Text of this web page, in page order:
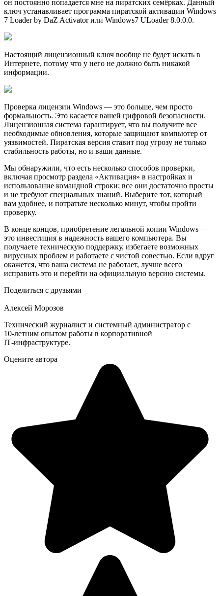
он постоянно попадается мне на пиратских семёрках. Данный
ключ устанавливает программа пиратской активации Windows
7 Loader by DaZ Activator или Windows7 ULoader 8.0.0.0.
Настоящий лицензионный ключ вообще не будет искать в
Интернете, потому что у него не должно быть никакой
информации.
Проверка лицензии Windows — это больше, чем просто
формальность. Это касается вашей цифровой безопасности.
Лицензионная система гарантирует, что вы получите все
необходимые обновления, которые защищают компьютер от
уязвимостей. Пиратская версия ставит под угрозу не только
стабильность работы, но и ваши данные.
Мы обнаружили, что есть несколько способов проверки,
включая просмотр раздела «Активация» в настройках и
использование командной строки; все они достаточно просты
и не требуют специальных знаний. Выберите тот, который
вам удобнее, и потратьте несколько минут, чтобы пройти
проверку.
В конце концов, приобретение легальной копии Windows —
это инвестиция в надежность вашего компьютера. Вы
получаете техническую поддержку, избегаете возможных
вирусных проблем и работаете с чистой совестью. Если вдруг
окажется, что ваша система не работает, лучше всего
исправить это и перейти на официальную версию системы.
Поделиться с друзьями
Алексей Морозов
Технический журналист и системный администратор с
10‑летним опытом работы в корпоративной
IT‑инфраструктуре.
Оцените автора